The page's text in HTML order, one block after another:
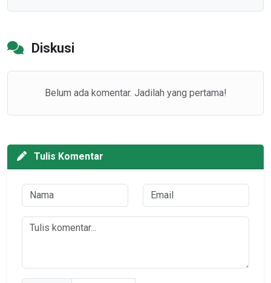
Diskusi
Belum ada komentar. Jadilah yang pertama!
Tulis Komentar